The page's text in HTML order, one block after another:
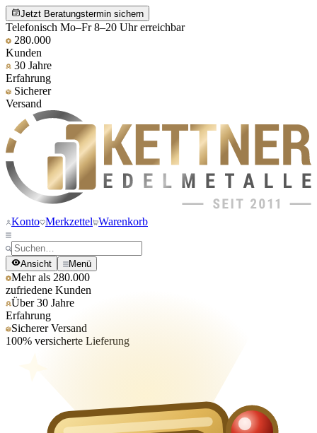
Jetzt Beratungstermin sichern
Telefonisch Mo–Fr 8–20 Uhr erreichbar
280.000
Kunden
30 Jahre
Erfahrung
Sicherer
Versand
Konto Merkzettel Warenkorb
Ansicht Menü
Mehr als 280.000
zufriedene Kunden
Über 30 Jahre
Erfahrung
Sicherer Versand
100% versicherte Lieferung